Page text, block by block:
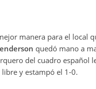
manera para el local
quedó mano a
del cuadro español
y estampó el 1-0.